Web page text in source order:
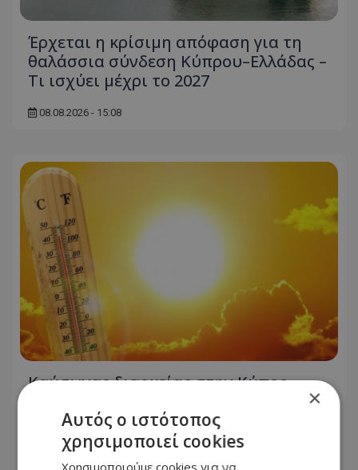
Έρχεται η κρίσιμη απόφαση για τη
θαλάσσια σύνδεση Κύπρου–Ελλάδας –
Τι ισχύει μέχρι το 2027
08.08.2026 - 15:08
Καύσωνας διαρκείας στην Κύπρο –
θερμοκρασίες - Πού θα φτάσει ο
υδράργυρος
×
Αυτός ο ιστότοπος
χρησιμοποιεί cookies
Χρησιμοποιούμε cookies για να